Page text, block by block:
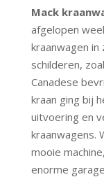
Mack
afgelopen
kraanwagen
schilderen,
Canadese
kraan ging bij
uitvoering en
kraanwagens.
mooie
enorme